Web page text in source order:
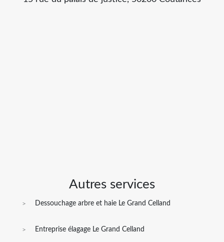
Autres services
Dessouchage arbre et haie Le Grand Celland
Entreprise élagage Le Grand Celland